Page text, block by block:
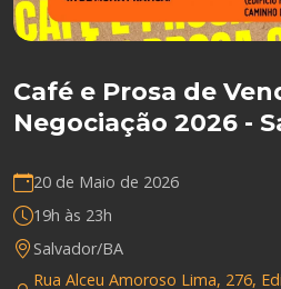
Café e Prosa de
Negociação 2026 -
20 de Maio de 2026
19h às 23h
Salvador/BA
Rua Alceu Amoroso Lima, 276,